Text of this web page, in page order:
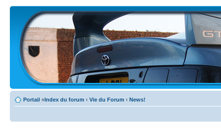
Portail »Index du forum ‹ Vie du Forum ‹ News!